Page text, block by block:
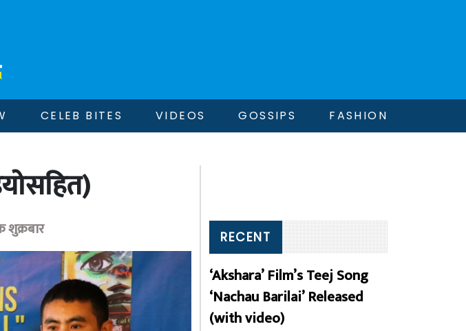
CELEB BITES VIDEOS GOSSIPS FASHION
शुक्रबार RECENT
‘Akshara’ Film’s Teej Song
‘Nachau Barilai’ Released
(with video)